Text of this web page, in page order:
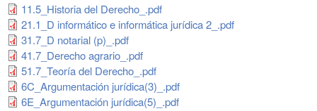
11.5_Historia del Derecho_.pdf
21.1_D informático e informática jurídica 2_.pdf
31.7_D notarial (p)_.pdf
41.7_Derecho agrario_.pdf
51.7_Teoría del Derecho_.pdf
6C_Argumentación jurídica(3)_.pdf
6E_Argumentación jurídica(5)_.pdf